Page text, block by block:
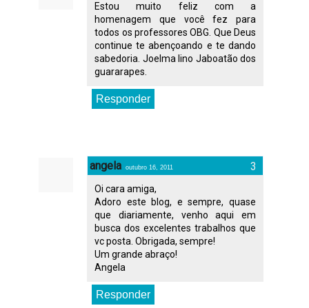
Estou muito feliz com a
homenagem que você fez para
todos os professores OBG. Que Deus
continue te abençoando e te dando
sabedoria. Joelma lino Jaboatão dos
guararapes.
Responder
angela outubro 16, 2011
Oi cara amiga,
Adoro este blog, e sempre, quase
que diariamente, venho aqui em
busca dos excelentes trabalhos que
vc posta. Obrigada, sempre!
Um grande abraço!
Angela
Responder